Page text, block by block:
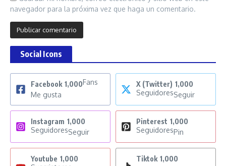
navegador para la próxima vez que haga un comentario.
Social Icons
Facebook 1,000Fans
Me gusta
X (Twitter) 1,000
SeguidoresSeguir
Instagram 1,000
SeguidoresSeguir
Pinterest 1,000
SeguidoresPin
Youtube 1,000
Tiktok 1,000